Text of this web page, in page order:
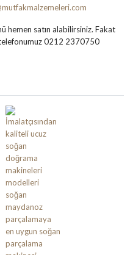
hemen satın alabilirsiniz. Fakat
0212 2370750